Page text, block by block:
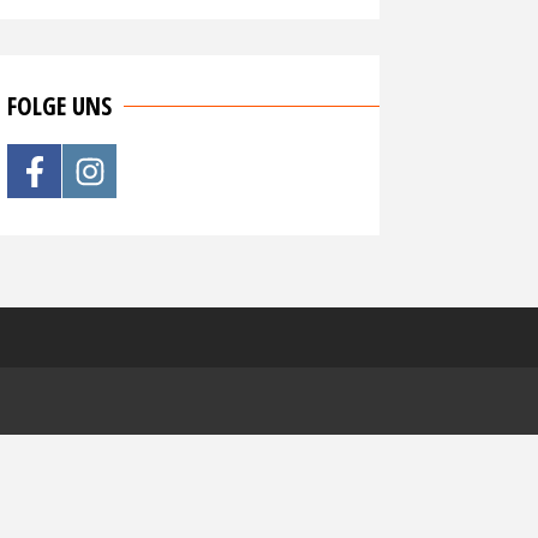
FOLGE UNS